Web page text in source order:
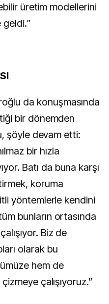
üretim modellerini
geldi.”
da konuşmasında
bir dönemden
şöyle devam etti:
bir hızla
Batı da buna karşı
koruma
yöntemlerle kendini
bunların ortasında
Biz de
olarak bu
hem de
çalışıyoruz.”